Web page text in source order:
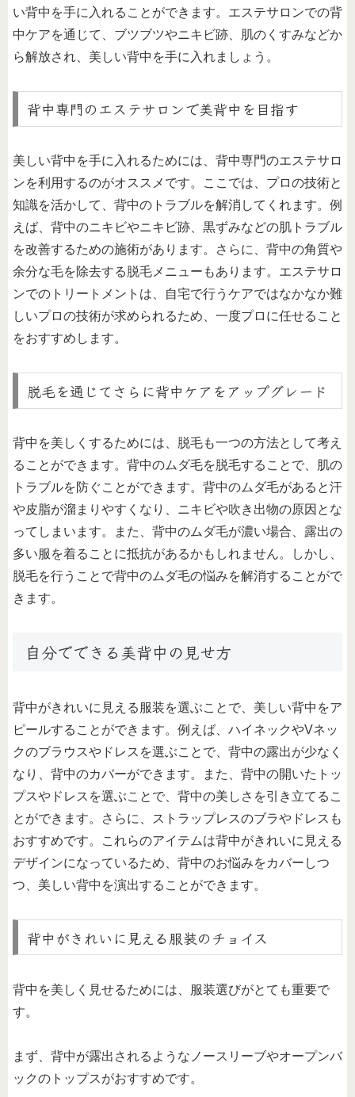
い背中を手に入れることができます。エステサロンでの背
中ケアを通じて、ブツブツやニキビ跡、肌のくすみなどか
ら解放され、美しい背中を手に入れましょう。
背中専門のエステサロンで美背中を目指す
美しい背中を手に入れるためには、背中専門のエステサロ
ンを利用するのがオススメです。ここでは、プロの技術と
知識を活かして、背中のトラブルを解消してくれます。例
えば、背中のニキビやニキビ跡、黒ずみなどの肌トラブル
を改善するための施術があります。さらに、背中の角質や
余分な毛を除去する脱毛メニューもあります。エステサロ
ンでのトリートメントは、自宅で行うケアではなかなか難
しいプロの技術が求められるため、一度プロに任せること
をおすすめします。
脱毛を通じてさらに背中ケアをアップグレード
背中を美しくするためには、脱毛も一つの方法として考え
ることができます。背中のムダ毛を脱毛することで、肌の
トラブルを防ぐことができます。背中のムダ毛があると汗
や皮脂が溜まりやすくなり、ニキビや吹き出物の原因とな
ってしまいます。また、背中のムダ毛が濃い場合、露出の
多い服を着ることに抵抗があるかもしれません。しかし、
脱毛を行うことで背中のムダ毛の悩みを解消することがで
きます。
自分でできる美背中の見せ方
背中がきれいに見える服装を選ぶことで、美しい背中をア
ピールすることができます。例えば、ハイネックやVネッ
クのブラウスやドレスを選ぶことで、背中の露出が少なく
なり、背中のカバーができます。また、背中の開いたトッ
プスやドレスを選ぶことで、背中の美しさを引き立てるこ
とができます。さらに、ストラップレスのブラやドレスも
おすすめです。これらのアイテムは背中がきれいに見える
デザインになっているため、背中のお悩みをカバーしつ
つ、美しい背中を演出することができます。
背中がきれいに見える服装のチョイス
背中を美しく見せるためには、服装選びがとても重要で
す。
まず、背中が露出されるようなノースリーブやオープンバ
ックのトップスがおすすめです。